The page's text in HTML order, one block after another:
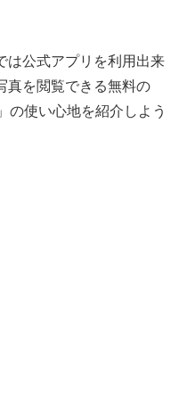
は公式アプリを利用出来
真を閲覧できる無料の
の使い心地を紹介しよう